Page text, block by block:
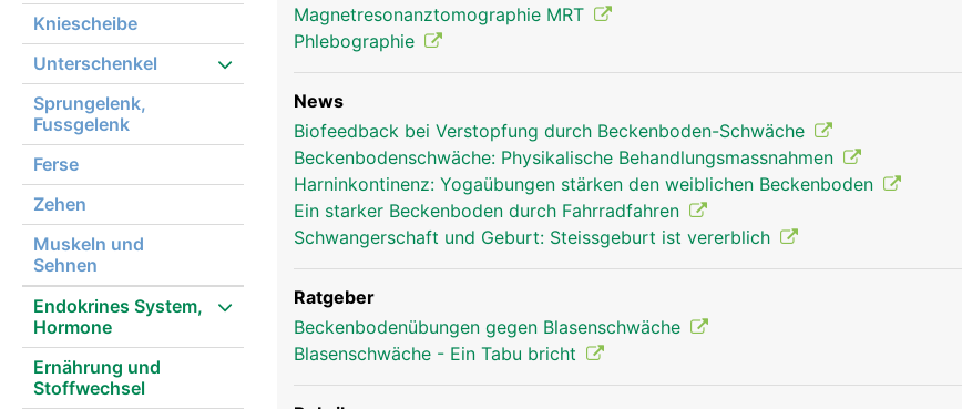
Kniescheibe
Unterschenkel
Sprungelenk,
Fussgelenk
Ferse
Zehen
Muskeln und
Sehnen
Endokrines System,
Hormone
Ernährung und
Stoffwechsel
Magnetresonanztomographie MRT
Phlebographie
News
Biofeedback bei Verstopfung durch Beckenboden-Schwäche
Beckenbodenschwäche: Physikalische Behandlungsmassnahmen
Harninkontinenz: Yogaübungen stärken den weiblichen Beckenboden
Ein starker Beckenboden durch Fahrradfahren
Schwangerschaft und Geburt: Steissgeburt ist vererblich
Ratgeber
Beckenbodenübungen gegen Blasenschwäche
Blasenschwäche - Ein Tabu bricht